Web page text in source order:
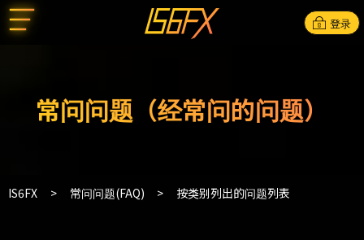
登录
常问问题（经常问的问题）
IS6FX 常问问题(FAQ) 按类别列出的问题列表